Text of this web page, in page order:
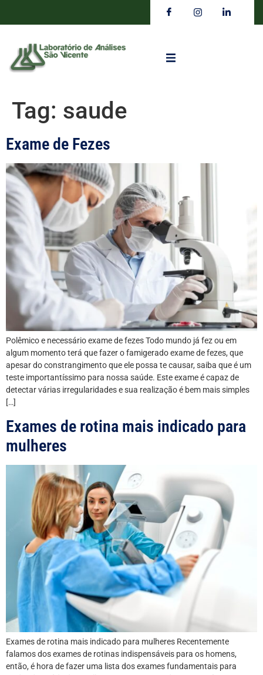
Tag: saude
Exame de Fezes
Polêmico e necessário exame de fezes Todo mundo já fez ou em
algum momento terá que fazer o famigerado exame de fezes, que
apesar do constrangimento que ele possa te causar, saiba que é um
teste importantíssimo para nossa saúde. Este exame é capaz de
detectar várias irregularidades e sua realização é bem mais simples
[…]
Exames de rotina mais indicado para
mulheres
Exames de rotina mais indicado para mulheres Recentemente
falamos dos exames de rotinas indispensáveis para os homens,
então, é hora de fazer uma lista dos exames fundamentais para